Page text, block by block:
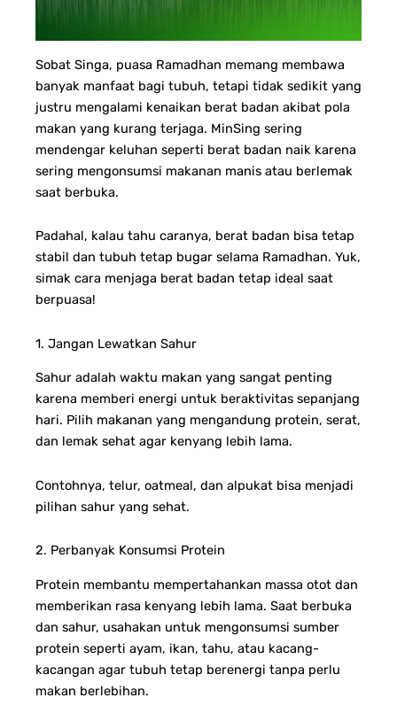
Sobat Singa, puasa Ramadhan memang membawa
banyak manfaat bagi tubuh, tetapi tidak sedikit yang
justru mengalami kenaikan berat badan akibat pola
makan yang kurang terjaga. MinSing sering
mendengar keluhan seperti berat badan naik karena
sering mengonsumsi makanan manis atau berlemak
saat berbuka.
Padahal, kalau tahu caranya, berat badan bisa tetap
stabil dan tubuh tetap bugar selama Ramadhan. Yuk,
simak cara menjaga berat badan tetap ideal saat
berpuasa!
1. Jangan Lewatkan Sahur
Sahur adalah waktu makan yang sangat penting
karena memberi energi untuk beraktivitas sepanjang
hari. Pilih makanan yang mengandung protein, serat,
dan lemak sehat agar kenyang lebih lama.
Contohnya, telur, oatmeal, dan alpukat bisa menjadi
pilihan sahur yang sehat.
2. Perbanyak Konsumsi Protein
Protein membantu mempertahankan massa otot dan
memberikan rasa kenyang lebih lama. Saat berbuka
dan sahur, usahakan untuk mengonsumsi sumber
protein seperti ayam, ikan, tahu, atau kacang-
kacangan agar tubuh tetap berenergi tanpa perlu
makan berlebihan.